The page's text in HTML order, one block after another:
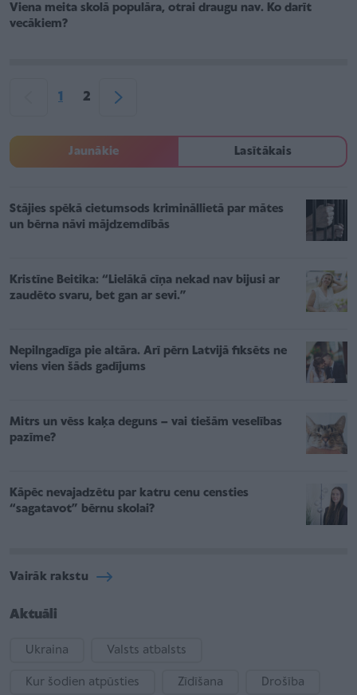
Viena meita skolā populāra, otrai draugu nav. Ko darīt
vecākiem?
1 2
Jaunākie Lasītākais
Stājies spēkā cietumsods krimināllietā par mātes
un bērna nāvi mājdzemdībās
Kristīne Beitika: “Lielākā cīņa nekad nav bijusi ar
zaudēto svaru, bet gan ar sevi.”
Nepilngadīga pie altāra. Arī pērn Latvijā fiksēts ne
viens vien šāds gadījums
Mitrs un vēss kaķa deguns – vai tiešām veselības
pazīme?
Kāpēc nevajadzētu par katru cenu censties
“sagatavot” bērnu skolai?
Vairāk rakstu
Aktuāli
Ukraina Valsts atbalsts
Kur šodien atpūsties Zīdīšana Drošība